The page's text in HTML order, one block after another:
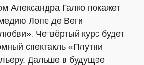
Александра Галко покажет
Лопе де Веги
Четвёртый курс будет
спектакль «Плутни
Дальше в будущее